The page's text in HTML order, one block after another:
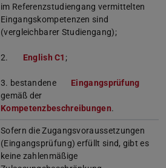
im Referenzstudiengang vermittelten
Eingangskompetenzen sind
(vergleichbarer Studiengang);
2. English C1 ;
3. bestandene
Eingangsprüfung
gemäß der
Kompetenzbeschreibungen.
Sofern die Zugangsvoraussetzungen
(Eingangsprüfung) erfüllt sind, gibt es
keine zahlenmäßige